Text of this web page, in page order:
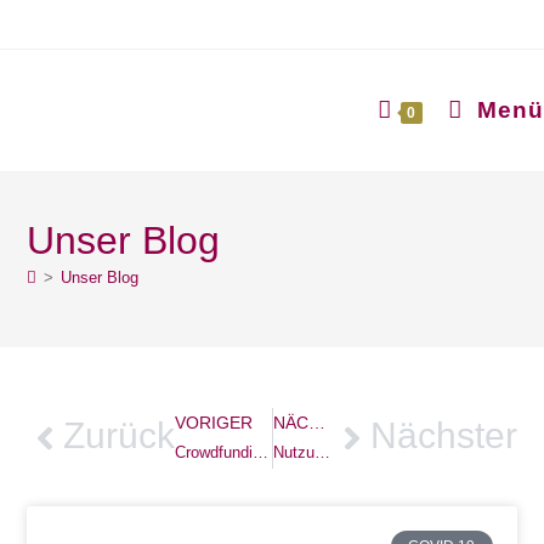
0 Menü
Unser Blog
> Unser Blog
ZurückVORIGER
Crowdfunding Mitglieder Registration
NÄCHSTER
Nutzungsbedingungen Nächster